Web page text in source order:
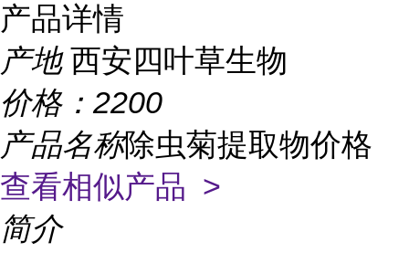
产品详情
产地 西安四叶草生物
价格： 2200
产品名称除虫菊提取物价格
查看相似产品 >
简介